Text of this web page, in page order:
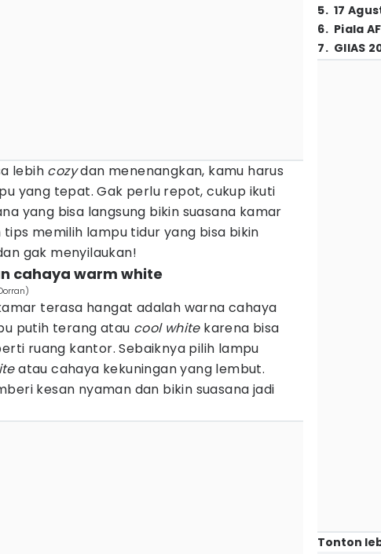
lebih cozydan menenangkan, kamu harus
yang tepat. Gak perlu repot, cukup ikuti
yang bisa langsung bikin suasana kamar
memilih lampu tidur yang bisa bikin
gak menyilaukan!
cahaya warm white
terasa hangat adalah warna cahaya
putih terang atau cool whitekarena bisa
ruang kantor. Sebaiknya pilih lampu
atau cahaya kekuningan yang lembut.
kesan nyaman dan bikin suasana jadi
5. 17
6. Piala
7. GIIAS
Tonton